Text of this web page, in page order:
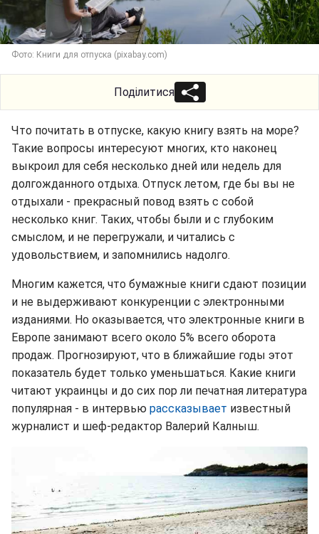
Фото: Книги для отпуска (pixabay.com)
Поділитися
Что почитать в отпуске, какую книгу взять на море?
Такие вопросы интересуют многих, кто наконец
выкроил для себя несколько дней или недель для
долгожданного отдыха. Отпуск летом, где бы вы не
отдыхали - прекрасный повод взять с собой
несколько книг. Таких, чтобы были и с глубоким
смыслом, и не перегружали, и читались с
удовольствием, и запомнились надолго.
Многим кажется, что бумажные книги сдают позиции
и не выдерживают конкуренции с электронными
изданиями. Но оказывается, что электронные книги в
Европе занимают всего около 5% всего оборота
продаж. Прогнозируют, что в ближайшие годы этот
показатель будет только уменьшаться. Какие книги
читают украинцы и до сих пор ли печатная литература
популярная - в интервью рассказывает известный
журналист и шеф-редактор Валерий Калныш.